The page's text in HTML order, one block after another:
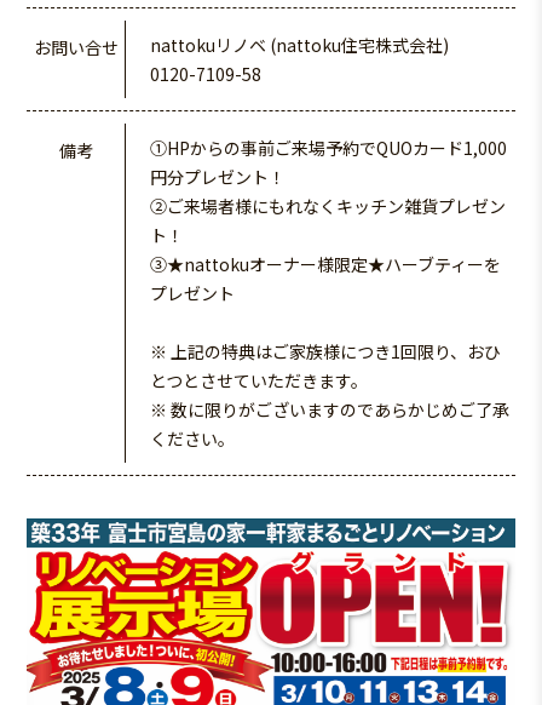
お問い合せ
nattokuリノベ (nattoku住宅株式会社)
0120-7109-58
備考
①HPからの事前ご来場予約でQUOカード1,000
円分プレゼント！
②ご来場者様にもれなくキッチン雑貨プレゼン
ト！
③★nattokuオーナー様限定★ハーブティーを
プレゼント
※ 上記の特典はご家族様につき1回限り、おひ
とつとさせていただきます。
※ 数に限りがございますのであらかじめご了承
ください。